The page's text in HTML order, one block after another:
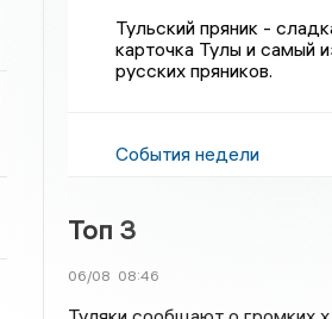
Тульский пряник -
карточка Тулы и самый
русских пряников.
События недели
Топ 3
06/08 08:46